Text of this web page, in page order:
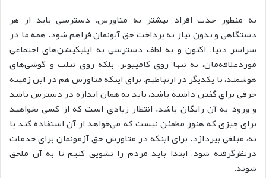
به منظور جذب افراد بیشتر به متاورس، دسترسی باید از هر
دستگاهی و بدون نیاز به پرداخت حق آبونمان فراهم شود. همه ما در
سراسر دنیا، اکنون و به لطف دسترسی به اپلیکیشن‌های اجتماعی
موردعلاقه‌مان، نه تنها روی کامپیوتر، بلکه روی تبلت و گوشی‌های
هوشمند، با یکدیگر در ارتباطیم. برای اینکه متاورس هم در این زمینه
حرفی برای گفتن داشته باشد، باید به همان اندازه در دسترس باشد
و ورود به آن رایگان باشد. انتظار زیادی است که از کسی بخواهید
برای چیزی که هنوز مطمئن نیست که می‌خواهد از آن استفاده کند یا
نه، مبلغی بپردازد. برای اینکه در متاورس حق آزمونمان برای خدمات
درنظرگرفته شود، ابتدا باید مردم را تشویق کنیم تا به آن ملحق
شوند.